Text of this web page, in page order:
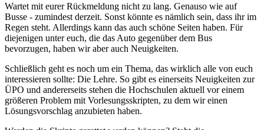
Wartet mit eurer Rückmeldung nicht zu lang. Genauso wie auf
Busse - zumindest derzeit. Sonst könnte es nämlich sein, dass ihr im
Regen steht. Allerdings kann das auch schöne Seiten haben. Für
diejenigen unter euch, die das Auto gegenüber dem Bus
bevorzugen, haben wir aber auch Neuigkeiten.
Schließlich geht es noch um ein Thema, das wirklich alle von euch
interessieren sollte: Die Lehre. So gibt es einerseits Neuigkeiten zur
ÜPO und andererseits stehen die Hochschulen aktuell vor einem
größeren Problem mit Vorlesungsskripten, zu dem wir einen
Lösungsvorschlag anzubieten haben.